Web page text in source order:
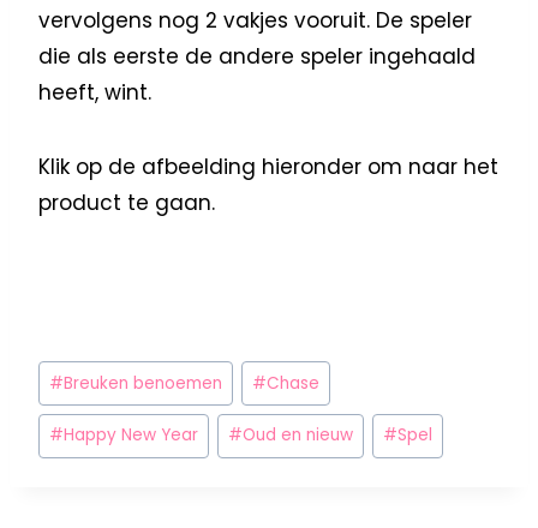
vervolgens nog 2 vakjes vooruit. De speler
die als eerste de andere speler ingehaald
heeft, wint.
Klik op de afbeelding hieronder om naar het
product te gaan.
#Breuken benoemen #Chase
#Happy New Year #Oud en nieuw #Spel